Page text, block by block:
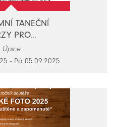
TANEČNÍ
PRO...
Úpice
- Pá 05.09.2025